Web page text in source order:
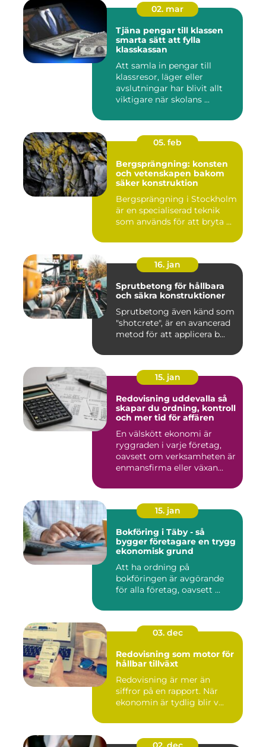
02. mar
Tjäna pengar till klassen
smarta sätt att fylla
klasskassan
Att samla in pengar till
klassresor, läger eller
avslutningar har blivit allt
viktigare när skolans ...
05. feb
Bergsprängning: konsten
och vetenskapen bakom
säker konstruktion
Bergsprängning i Stockholm
är en specialiserad teknik
som används för att bryta ...
16. jan
Sprutbetong för hållbara
och säkra konstruktioner
Sprutbetong även känd som
"shotcrete", är en avancerad
metod för att applicera b...
15. jan
Redovisning uddevalla så
skapar du ordning, kontroll
och mer tid för affären
En välskött ekonomi är
ryggraden i varje företag,
oavsett om verksamheten är
enmansfirma eller växan...
15. jan
Bokföring i Täby - så
bygger företagare en trygg
ekonomisk grund
Att ha ordning på
bokföringen är avgörande
för alla företag, oavsett ...
03. dec
Redovisning som motor för
hållbar tillväxt
Redovisning är mer än
siffror på en rapport. När
ekonomin är tydlig blir v...